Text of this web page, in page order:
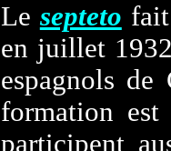
Le septeto
en juillet
espagnols
formation est
participent